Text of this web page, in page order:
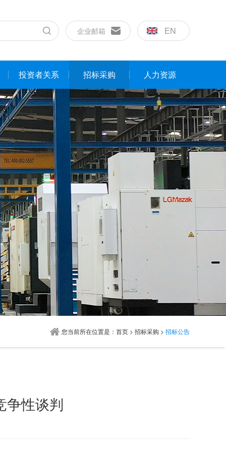
EN
企业邮箱
投资者关系 招标采购 人力资源
您当前所在位置是： 首页 > 招标采购 > 招标公告
争性谈判